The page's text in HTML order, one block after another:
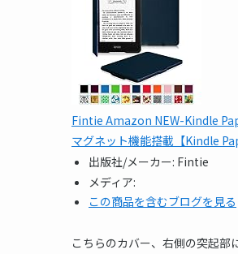
Fintie Amazon NEW-Kindle
マグネット機能搭載【Kindle
出版社/メーカー: Fintie
メディア:
この商品を含むブログを見る
こちらのカバー、右側の突起部